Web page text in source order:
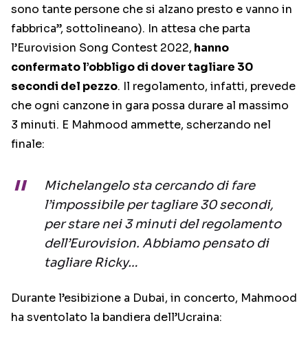
sono tante persone che si alzano presto e vanno in
fabbrica”, sottolineano). In attesa che parta
l’Eurovision Song Contest 2022, hanno
confermato l’obbligo di dover tagliare 30
secondi del pezzo. Il regolamento, infatti, prevede
che ogni canzone in gara possa durare al massimo
3 minuti. E Mahmood ammette, scherzando nel
finale:
Michelangelo sta cercando di fare
l’impossibile per tagliare 30 secondi,
per stare nei 3 minuti del regolamento
dell’Eurovision. Abbiamo pensato di
tagliare Ricky…
Durante l’esibizione a Dubai, in concerto, Mahmood
ha sventolato la bandiera dell’Ucraina: